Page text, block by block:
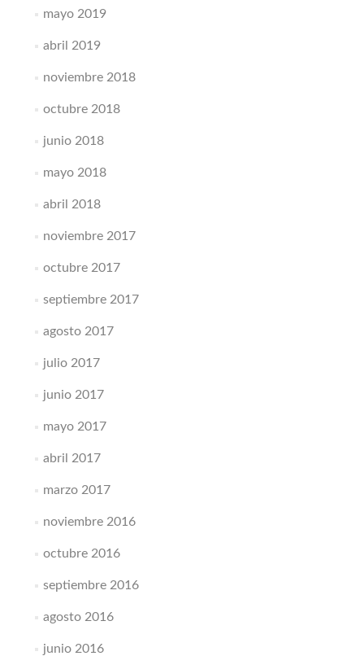
mayo 2019
abril 2019
noviembre 2018
octubre 2018
junio 2018
mayo 2018
abril 2018
noviembre 2017
octubre 2017
septiembre 2017
agosto 2017
julio 2017
junio 2017
mayo 2017
abril 2017
marzo 2017
noviembre 2016
octubre 2016
septiembre 2016
agosto 2016
junio 2016